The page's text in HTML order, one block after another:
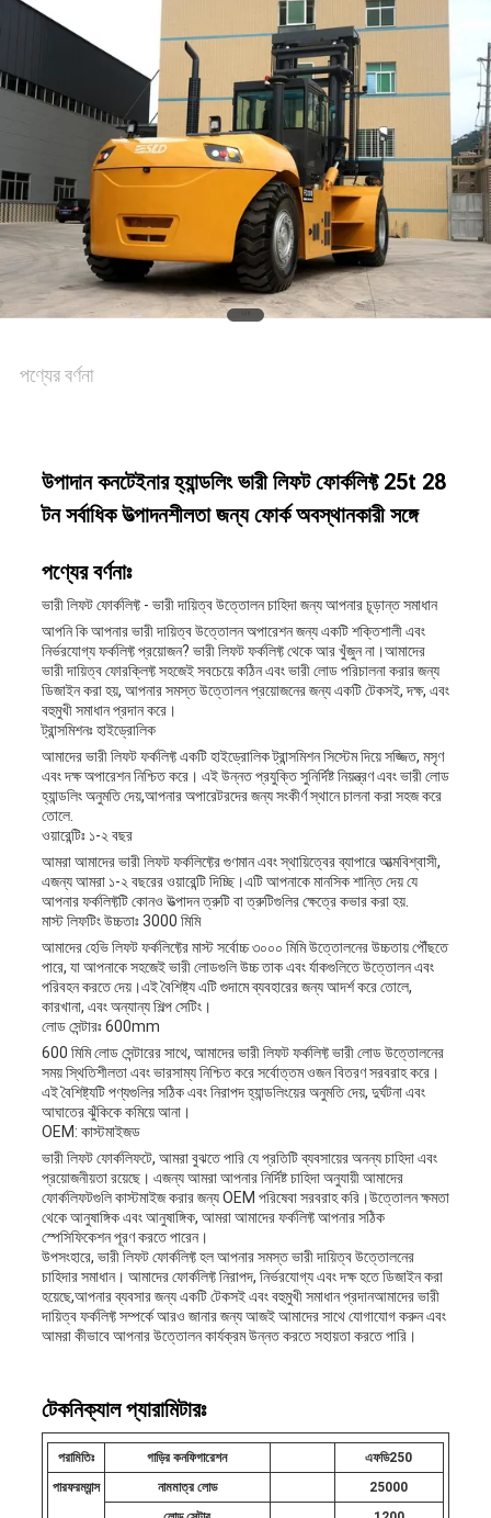
পণ্যের বর্ণনা
উপাদান কনটেইনার হ্যান্ডলিং ভারী লিফট ফোর্কলিফ্ট 25t 28
টন সর্বাধিক উত্পাদনশীলতা জন্য ফোর্ক অবস্থানকারী সঙ্গে
পণ্যের বর্ণনাঃ
ভারী লিফট ফোর্কলিফ্ট - ভারী দায়িত্ব উত্তোলন চাহিদা জন্য আপনার চূড়ান্ত সমাধান
আপনি কি আপনার ভারী দায়িত্ব উত্তোলন অপারেশন জন্য একটি শক্তিশালী এবং
নির্ভরযোগ্য ফর্কলিফ্ট প্রয়োজন? ভারী লিফট ফর্কলিফ্ট থেকে আর খুঁজুন না।আমাদের
ভারী দায়িত্ব ফোরক্লিফ্ট সহজেই সবচেয়ে কঠিন এবং ভারী লোড পরিচালনা করার জন্য
ডিজাইন করা হয়, আপনার সমস্ত উত্তোলন প্রয়োজনের জন্য একটি টেকসই, দক্ষ, এবং
বহুমুখী সমাধান প্রদান করে।
ট্রান্সমিশনঃ হাইড্রোলিক
আমাদের ভারী লিফট ফর্কলিফ্ট একটি হাইড্রোলিক ট্রান্সমিশন সিস্টেম দিয়ে সজ্জিত, মসৃণ
এবং দক্ষ অপারেশন নিশ্চিত করে। এই উন্নত প্রযুক্তি সুনির্দিষ্ট নিয়ন্ত্রণ এবং ভারী লোড
হ্যান্ডলিং অনুমতি দেয়,আপনার অপারেটরদের জন্য সংকীর্ণ স্থানে চালনা করা সহজ করে
তোলে.
ওয়ারেন্টিঃ ১-২ বছর
আমরা আমাদের ভারী লিফট ফর্কলিফ্টের গুণমান এবং স্থায়িত্বের ব্যাপারে আত্মবিশ্বাসী,
এজন্য আমরা ১-২ বছরের ওয়ারেন্টি দিচ্ছি।এটি আপনাকে মানসিক শান্তি দেয় যে
আপনার ফর্কলিফ্টটি কোনও উত্পাদন ত্রুটি বা ত্রুটিগুলির ক্ষেত্রে কভার করা হয়.
মাস্ট লিফটিং উচ্চতাঃ 3000 মিমি
আমাদের হেভি লিফট ফর্কলিফ্টের মাস্ট সর্বোচ্চ ৩০০০ মিমি উত্তোলনের উচ্চতায় পৌঁছতে
পারে, যা আপনাকে সহজেই ভারী লোডগুলি উচ্চ তাক এবং র্যাকগুলিতে উত্তোলন এবং
পরিবহন করতে দেয়।এই বৈশিষ্ট্য এটি গুদামে ব্যবহারের জন্য আদর্শ করে তোলে,
কারখানা, এবং অন্যান্য শিল্প সেটিং।
লোড সেন্টারঃ 600mm
600 মিমি লোড সেন্টারের সাথে, আমাদের ভারী লিফট ফর্কলিফ্ট ভারী লোড উত্তোলনের
সময় স্থিতিশীলতা এবং ভারসাম্য নিশ্চিত করে সর্বোত্তম ওজন বিতরণ সরবরাহ করে।
এই বৈশিষ্ট্যটি পণ্যগুলির সঠিক এবং নিরাপদ হ্যান্ডলিংয়ের অনুমতি দেয়, দুর্ঘটনা এবং
আঘাতের ঝুঁকিকে কমিয়ে আনা।
OEM: কাস্টমাইজড
ভারী লিফট ফোর্কলিফটে, আমরা বুঝতে পারি যে প্রতিটি ব্যবসায়ের অনন্য চাহিদা এবং
প্রয়োজনীয়তা রয়েছে। এজন্য আমরা আপনার নির্দিষ্ট চাহিদা অনুযায়ী আমাদের
ফোর্কলিফটগুলি কাস্টমাইজ করার জন্য OEM পরিষেবা সরবরাহ করি।উত্তোলন ক্ষমতা
থেকে আনুষাঙ্গিক এবং আনুষাঙ্গিক, আমরা আমাদের ফর্কলিফ্ট আপনার সঠিক
স্পেসিফিকেশন পূরণ করতে পারেন।
উপসংহারে, ভারী লিফট ফোর্কলিফ্ট হল আপনার সমস্ত ভারী দায়িত্ব উত্তোলনের
চাহিদার সমাধান। আমাদের ফোর্কলিফ্ট নিরাপদ, নির্ভরযোগ্য এবং দক্ষ হতে ডিজাইন করা
হয়েছে,আপনার ব্যবসার জন্য একটি টেকসই এবং বহুমুখী সমাধান প্রদানআমাদের ভারী
দায়িত্ব ফর্কলিফ্ট সম্পর্কে আরও জানার জন্য আজই আমাদের সাথে যোগাযোগ করুন এবং
আমরা কীভাবে আপনার উত্তোলন কার্যক্রম উন্নত করতে সহায়তা করতে পারি।
টেকনিক্যাল প্যারামিটারঃ
পরামিতিঃ গাড়ির কনফিগারেশন এফডি250
পারফরম্যান্স
নামমাত্র লোড
25000